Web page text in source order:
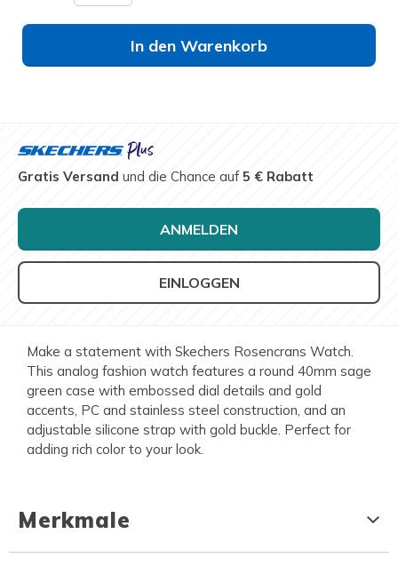
In den Warenkorb
Gratis Versand und die Chance auf5 € Rabatt
ANMELDEN
EINLOGGEN
Make a statement with Skechers Rosencrans Watch.
This analog fashion watch features a round 40mm sage
green case with embossed dial details and gold
accents, PC and stainless steel construction, and an
adjustable silicone strap with gold buckle. Perfect for
adding rich color to your look.
Merkmale